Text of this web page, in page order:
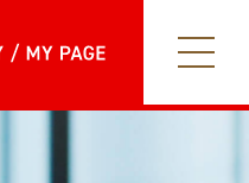
entry my page